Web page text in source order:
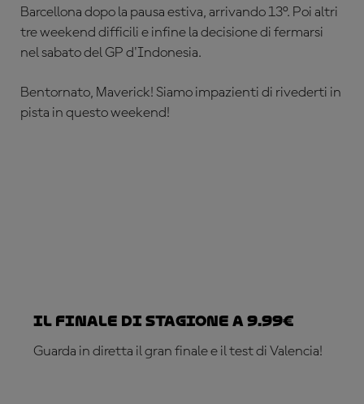
Barcellona dopo la pausa estiva, arrivando 13°. Poi altri
tre weekend difficili e infine la decisione di fermarsi
nel sabato del GP d'Indonesia.
Bentornato, Maverick! Siamo impazienti di rivederti in
pista in questo weekend!
Il finale di stagione a 9.99€
Guarda in diretta il gran finale e il test di Valencia!